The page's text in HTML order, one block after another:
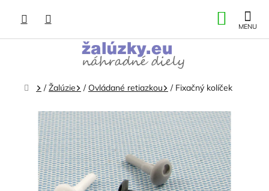
obsah
KOŠÍK
Domov
/ Žalúzie / Ovládané retiazkou / Fixačný kolíček